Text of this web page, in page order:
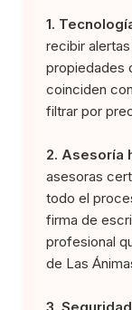
1.
recibir
propiedades
coinciden
filtrar por
2. Asesoría
asesoras
todo el
firma de
profesional
de Las
3.